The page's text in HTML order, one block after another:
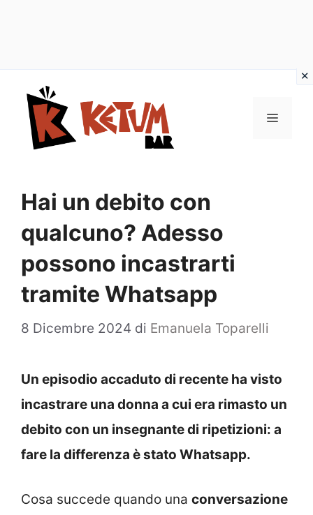
contenuto
Menu
Hai un debito con
qualcuno? Adesso
possono incastrarti
tramite Whatsapp
8 Dicembre 2024 di Emanuela Toparelli
Un episodio accaduto di recente ha visto
incastrare una donna a cui era rimasto un
debito con un insegnante di ripetizioni: a
fare la differenza è stato Whatsapp.
Cosa succede quando una conversazione